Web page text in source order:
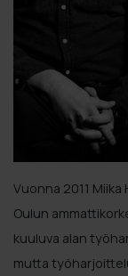
Vuonna 2011
Oulun
kuuluva alan
mutta